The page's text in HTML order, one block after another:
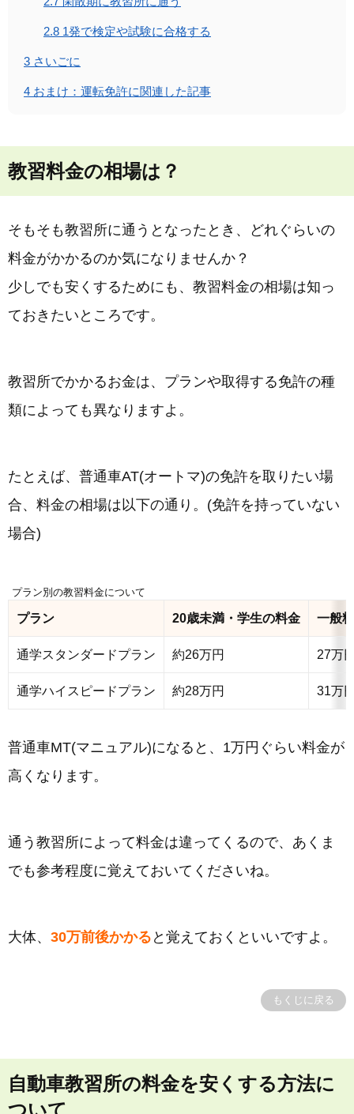
2.8 1発で検定や試験に合格する
3 さいごに
4 おまけ：運転免許に関連した記事
教習料金の相場は？
そもそも教習所に通うとなったとき、どれぐらいの
料金がかかるのか気になりませんか？
少しでも安くするためにも、教習料金の相場は知っ
ておきたいところです。
教習所でかかるお金は、プランや取得する免許の種
類によっても異なりますよ。
たとえば、普通車AT(オートマ)の免許を取りたい場
合、料金の相場は以下の通り。(免許を持っていない
場合)
プラン別の教習料金について
プラン 20歳未満・学生の料金 一般
通学スタンダードプラン 約26万円 27万
通学ハイスピードプラン 約28万円 31万
普通車MT(マニュアル)になると、1万円ぐらい料金が
高くなります。
通う教習所によって料金は違ってくるので、あくま
でも参考程度に覚えておいてくださいね。
大体、 30万前後かかる と覚えておくといいですよ。
もくじに戻る
自動車教習所の料金を安くする方法に
ついて